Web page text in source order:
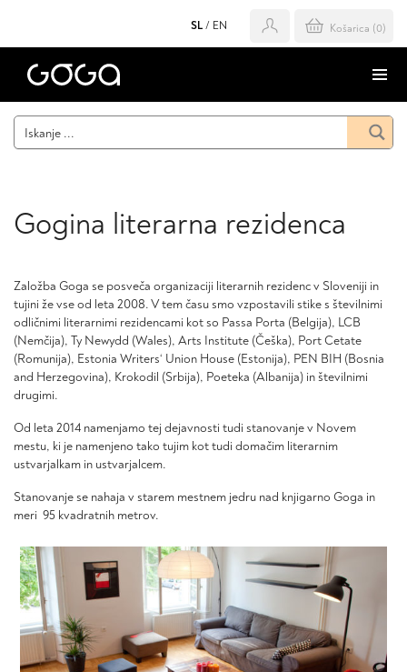
SL / EN Košarica (0)
Gogina literarna rezidenca
Založba Goga se posveča organizaciji literarnih rezidenc v Sloveniji in
tujini že vse od leta 2008. V tem času smo vzpostavili stike s številnimi
odličnimi literarnimi rezidencami kot so Passa Porta (Belgija), LCB
(Nemčija), Ty Newydd (Wales), Arts Institute (Češka), Port Cetate
(Romunija), Estonia Writers‘ Union House (Estonija), PEN BIH (Bosnia
and Herzegovina), Krokodil (Srbija), Poeteka (Albanija) in številnimi
drugimi.
Od leta 2014 namenjamo tej dejavnosti tudi stanovanje v Novem
mestu, ki je namenjeno tako tujim kot tudi domačim literarnim
ustvarjalkam in ustvarjalcem.
Stanovanje se nahaja v starem mestnem jedru nad knjigarno Goga in
meri 95 kvadratnih metrov.